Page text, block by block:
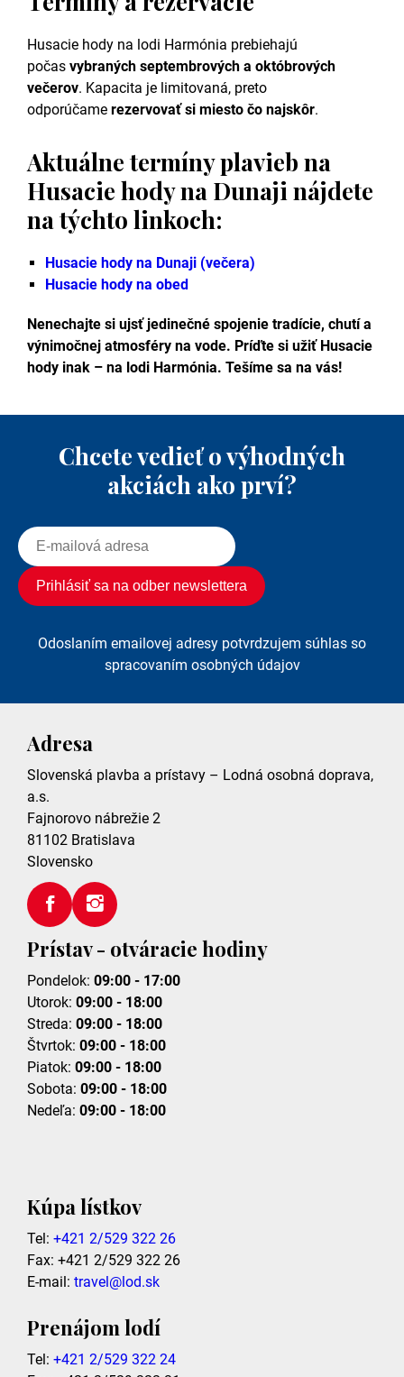
Husacie hody na lodi Harmónia prebiehajú
počas vybraných septembrových a októbrových
večerov. Kapacita je limitovaná, preto
odporúčame rezervovať si miesto čo najskôr.
Aktuálne termíny plavieb na
Husacie hody na Dunaji nájdete
na týchto linkoch:
Husacie hody na Dunaji (večera)
Husacie hody na obed
Nenechajte si ujsť jedinečné spojenie tradície, chutí a
výnimočnej atmosféry na vode. Príďte si užiť Husacie
hody inak – na lodi Harmónia. Tešíme sa na vás!
Chcete vedieť o výhodných
akciách ako prví?
Odoslaním emailovej adresy potvrdzujem súhlas so
spracovaním osobných údajov
Adresa
Slovenská plavba a prístavy – Lodná osobná doprava,
a.s.
Fajnorovo nábrežie 2
81102 Bratislava
Slovensko
Prístav - otváracie hodiny
Pondelok: 09:00 - 17:00
Utorok: 09:00 - 18:00
Streda: 09:00 - 18:00
Štvrtok: 09:00 - 18:00
Piatok: 09:00 - 18:00
Sobota: 09:00 - 18:00
Nedeľa: 09:00 - 18:00
Kúpa lístkov
Tel: +421 2/529 322 26
Fax: +421 2/529 322 26
E-mail: travel@lod.sk
Prenájom lodí
Tel: +421 2/529 322 24